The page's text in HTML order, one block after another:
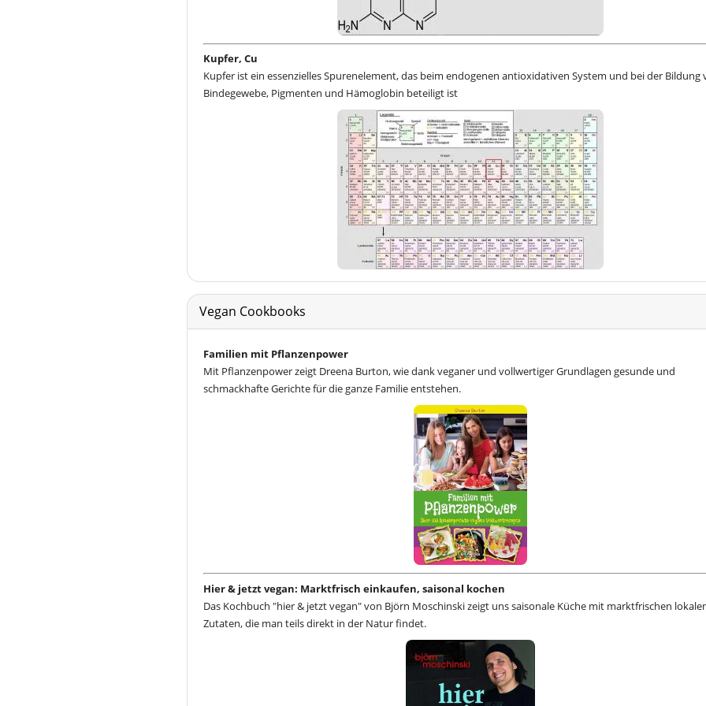
Kupfer, Cu
Kupfer ist ein essenzielles Spurenelement, das beim endogenen antioxidativen System und bei der Bildung
Bindegewebe, Pigmenten und Hämoglobin beteiligt ist
Vegan Cookbooks
Familien mit Pflanzenpower
Mit Pflanzenpower zeigt Dreena Burton, wie dank veganer und vollwertiger Grundlagen gesunde und
schmackhafte Gerichte für die ganze Familie entstehen.
Hier & jetzt vegan: Marktfrisch einkaufen, saisonal kochen
Das Kochbuch "hier & jetzt vegan" von Björn Moschinski zeigt uns saisonale Küche mit marktfrischen
Zutaten, die man teils direkt in der Natur findet.